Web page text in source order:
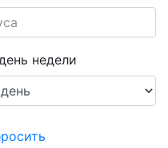
недели